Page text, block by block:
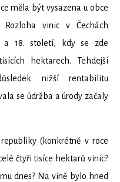
měla být vysazena u obce
vinic v Čechách
a 18. století, kdy se zde
hektarech. Tehdejší
nižší rentabilitu
se údržba a úrody začaly
(konkrétně v roce
čtyři tisíce hektarů vinic?
dnes? Na vině bylo hned